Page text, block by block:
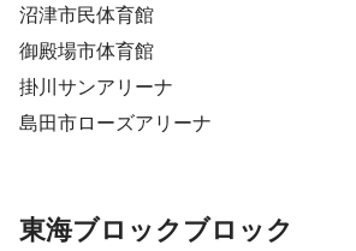
沼津市民体育館
御殿場市体育館
掛川サンアリーナ
島田市ローズアリーナ
東海ブロックブロック